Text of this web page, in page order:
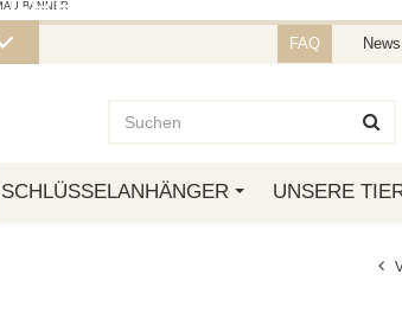
FAQ News
SCHLÜSSELANHÄNGER UNSERE